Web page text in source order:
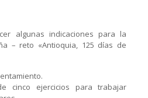
algunas indicaciones para la
– reto «Antioquia, 125 días de
cinco ejercicios para trabajar